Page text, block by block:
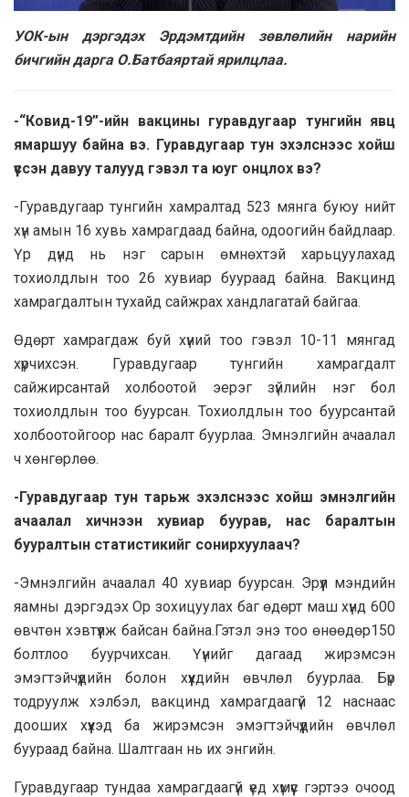
УОК-ын дэргэдэх Эрдэмтдийн зөвлөлийн нарийн
бичгийн дарга О.Батбаяртай ярилцлаа.
-“Ковид-19”-ийн вакцины гуравдугаар тунгийн явц
ямаршуу байна вэ. Гуравдугаар тун эхэлснээс хойш
үүссэн давуу талууд гэвэл та юуг онцлох вэ?
-Гуравдугаар тунгийн хамралтад 523 мянга буюу нийт
хүн амын 16 хувь хамрагдаад байна, одоогийн байдлаар.
Үр дүнд нь нэг сарын өмнөхтэй харьцуулахад
тохиолдлын тоо 26 хувиар буураад байна. Вакцинд
хамрагдалтын тухайд сайжрах хандлагатай байгаа.
Өдөрт хамрагдаж буй хүний тоо гэвэл 10-11 мянгад
хүрчихсэн. Гуравдугаар тунгийн хамрагдалт
сайжирсантай холбоотой эерэг зүйлийн нэг бол
тохиолдлын тоо буурсан. Тохиолдлын тоо буурсантай
холбоотойгоор нас баралт буурлаа. Эмнэлгийн ачаалал
ч хөнгөрлөө.
-Гуравдугаар тун тарьж эхэлснээс хойш эмнэлгийн
ачаалал хичнээн хувиар буурав, нас баралтын
бууралтын статистикийг сонирхуулаач?
-Эмнэлгийн ачаалал 40 хувиар буурсан. Эрүүл мэндийн
яамны дэргэдэх Ор зохицуулах баг өдөрт маш хүнд 600
өвчтөн хэвтүүлж байсан байна.Гэтэл энэ тоо өнөөдөр150
болтлоо буурчихсан. Үүнийг дагаад жирэмсэн
эмэгтэйчүүдийн болон хүүхдийн өвчлөл буурлаа. Бүр
тодруулж хэлбэл, вакцинд хамрагдаагүй 12 наснаас
дооших хүүхэд ба жирэмсэн эмэгтэйчүүдийн өвчлөл
буураад байна. Шалтгаан нь их энгийн.
Гуравдугаар тундаа хамрагдаагүй үед хүмүүс гэртээ очоод